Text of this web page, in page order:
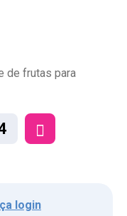
de frutas para
login